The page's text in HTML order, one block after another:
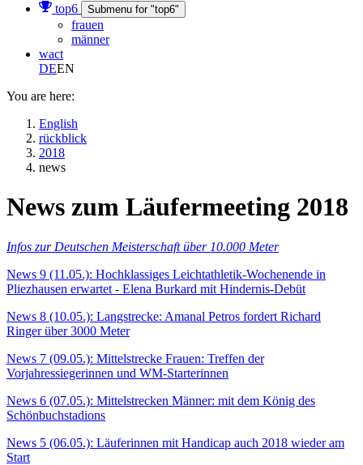
top6
Submenu for "top6"
frauen
männer
wact
DEEN
You are here:
English
rückblick
2018
news
News zum Läufermeeting 2018
Infos zur Deutschen Meisterschaft über 10.000 Meter
News 9 (11.05.): Hochklassiges Leichtathletik-Wochenende in
Pliezhausen erwartet - Elena Burkard mit Hindernis-Debüt
News 8 (10.05.): Langstrecke: Amanal Petros fordert Richard
Ringer über 3000 Meter
News 7 (09.05.): Mittelstrecke Frauen: Treffen der
Vorjahressiegerinnen und WM-Starterinnen
News 6 (07.05.): Mittelstrecken Männer: mit dem König des
Schönbuchstadions
News 5 (06.05.): Läuferinnen mit Handicap auch 2018 wieder am
Start